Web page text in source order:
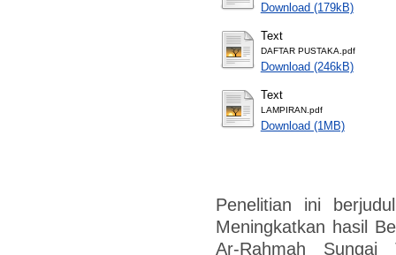
Download (179kB)
Text
DAFTAR PUSTAKA.pdf
Download (246kB)
Text
LAMPIRAN.pdf
Download (1MB)
Penelitian ini
Meningkatkan hasil
Ar-Rahmah Sungai